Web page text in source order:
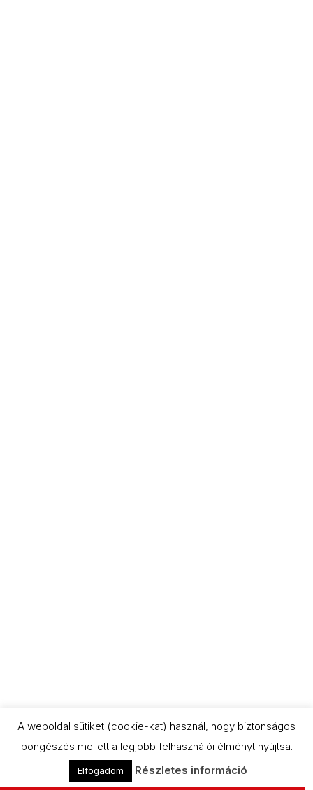
A weboldal sütiket (cookie-kat) használ, hogy biztonságos
böngészés mellett a legjobb felhasználói élményt nyújtsa.
Elfogadom Részletes információ